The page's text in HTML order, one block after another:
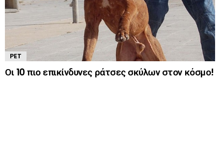
PET
Οι 10 πιο επικίνδυνες ράτσες σκύλων στον κόσμο!